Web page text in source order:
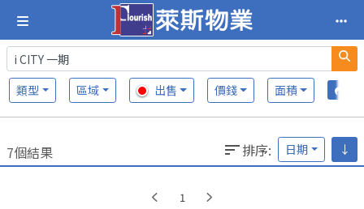
類型 區域 出售 價錢 面積
7個結果 排序: 日期 ↓
1